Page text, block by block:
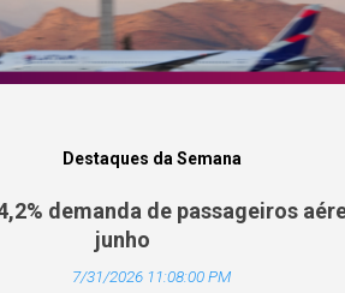
Destaques da Semana
demanda de passageiros
junho
7/31/2026 11:08:00 PM